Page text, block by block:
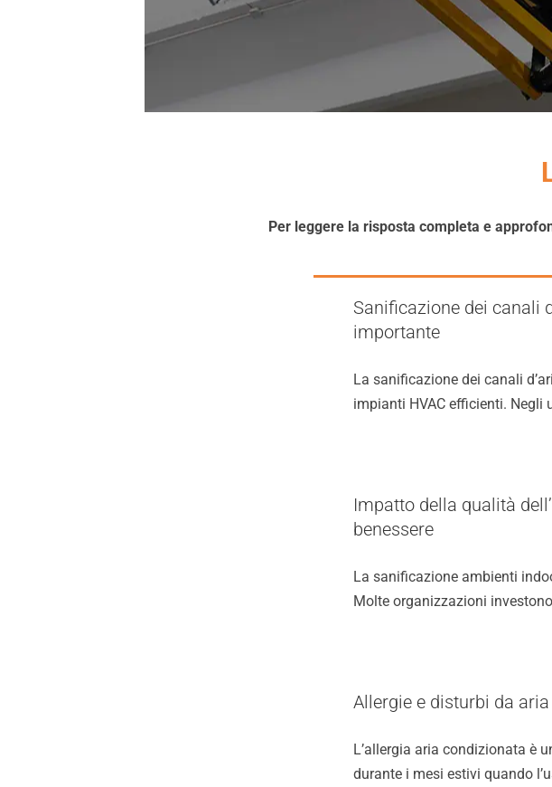
Per leggere la risposta completa e
Sanificazione dei canali
importante
La sanificazione dei canali
impianti HVAC efficienti. Negli
Impatto della qualità
benessere
La sanificazione ambienti
Molte organizzazioni
Allergie e disturbi da
L’allergia aria condizionata è
durante i mesi estivi quando